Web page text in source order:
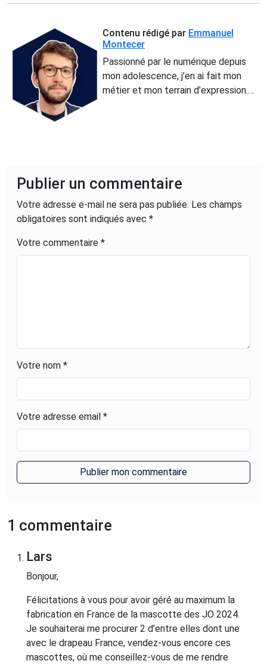
Contenu rédigé par Emmanuel
Montecer
Passionné par le numérique depuis
mon adolescence, j’en ai fait mon
métier et mon terrain d’expression.
du fabriqué en France. En tant que
co-fondateur de Marques de France,
je gère au quotidien la technique et le
marketing pour faire rayonner les
Publier un commentaire
Votre adresse e-mail ne sera pas publiée. Les champs
obligatoires sont indiqués avec *
Votre commentaire *
Votre nom *
Votre adresse email *
1 commentaire
Lars
Bonjour,
Félicitations à vous pour avoir géré au maximum la
fabrication en France de la mascotte des JO 2024.
Je souhaiterai me procurer 2 d’entre elles dont une
avec le drapeau France, vendez-vous encore ces
mascottes, où me conseillez-vous de me rendre